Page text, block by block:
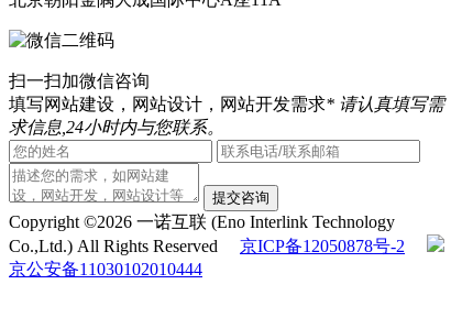
扫一扫加微信咨询
填写网站建设，网站设计，网站开发需求* 请认真填写需
求信息,24小时内与您联系。
提交咨询
Copyright ©2026 一诺互联 (Eno Interlink Technology
Co.,Ltd.) All Rights Reserved 京ICP备12050878号-2
京公安备11030102010444